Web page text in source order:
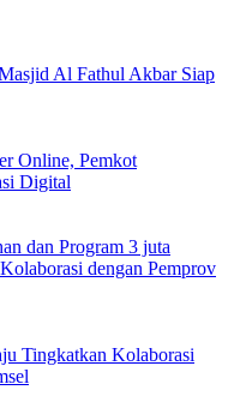
Al Fathul Akbar Siap
Online, Pemkot
Digital
dan Program 3 juta
dengan Pemprov
Tingkatkan Kolaborasi